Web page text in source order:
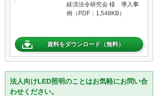
経済法令研究会 様 導入事
例（PDF：1,548KB）
資料をダウンロード（無料）
法人向けLED照明のことはお気軽にお問い合
わせください。